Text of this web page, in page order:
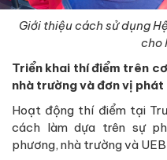
Giới thiệu cách sử dụng
cho
Triển khai thí điểm trên
nhà trường và đơn vị
Hoạt động thí điểm tại
cách làm dựa trên sự
phương, nhà trường và